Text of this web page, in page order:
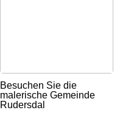
Besuchen Sie die
malerische Gemeinde
Rudersdal